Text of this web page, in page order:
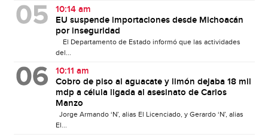
10:14 am
EU suspende importaciones desde Michoacán
por inseguridad
El Departamento de Estado informó que las actividades
del...
10:11 am
Cobro de piso al aguacate y limón dejaba 18 mil
mdp a célula ligada al asesinato de Carlos
Manzo
Jorge Armando ‘N’, alias El Licenciado, y Gerardo ‘N’, alias
El...